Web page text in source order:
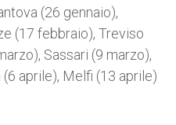
(26 gennaio),
(17 febbraio), Treviso
Sassari (9 marzo),
aprile), Melfi (13 aprile)